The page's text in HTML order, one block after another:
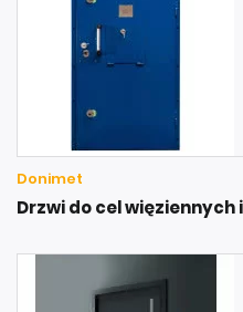
Donimet
Drzwi do cel więziennych